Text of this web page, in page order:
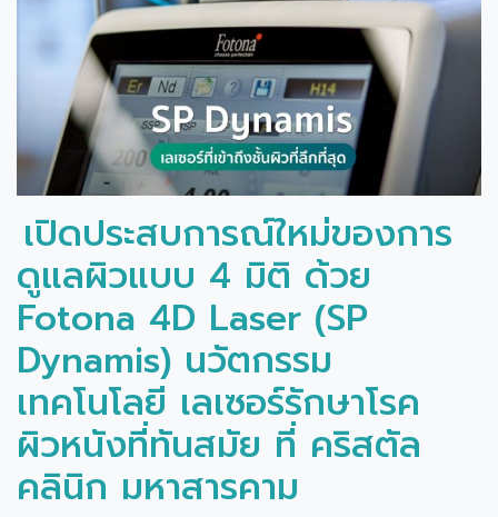
เปิดประสบการณ์ใหม่ของการ
ดูแลผิวแบบ 4 มิติ ด้วย
Fotona 4D Laser (SP
Dynamis) นวัตกรรม
เทคโนโลยี เลเซอร์รักษาโรค
ผิวหนังที่ทันสมัย ที่ คริสตัล
คลินิก มหาสารคาม